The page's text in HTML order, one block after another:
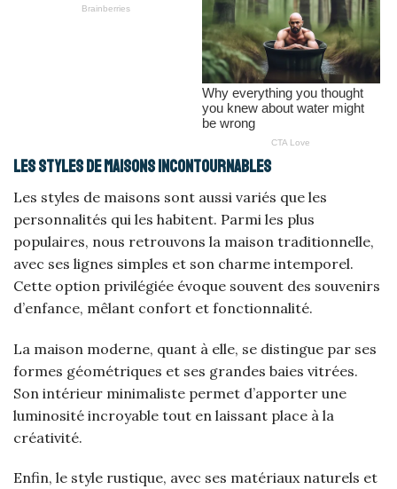
Les styles de maisons incontournables
Les styles de maisons sont aussi variés que les
personnalités qui les habitent. Parmi les plus
populaires, nous retrouvons la maison traditionnelle,
avec ses lignes simples et son charme intemporel.
Cette option privilégiée évoque souvent des souvenirs
d’enfance, mêlant confort et fonctionnalité.
La maison moderne, quant à elle, se distingue par ses
formes géométriques et ses grandes baies vitrées.
Son intérieur minimaliste permet d’apporter une
luminosité incroyable tout en laissant place à la
créativité.
Enfin, le style rustique, avec ses matériaux naturels et